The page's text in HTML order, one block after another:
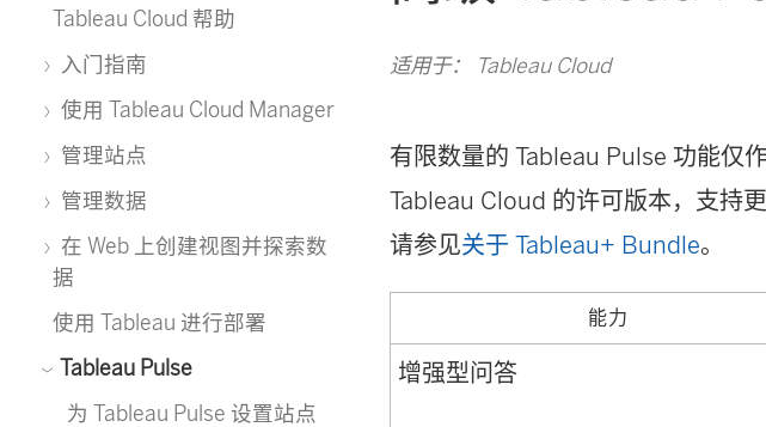
Tableau Cloud 帮助
入门指南
使用 Tableau Cloud Manager
管理站点
管理数据
在 Web 上创建视图并探索数
据
使用 Tableau 进行部署
Tableau Pulse
为 Tableau Pulse 设置站点
适用于： Tableau Cloud
有限数量的 Tableau Pulse 功能仅
Tableau Cloud 的许可版本，支持
请参见关于 Tableau+ Bundle。
能力
增强型问答